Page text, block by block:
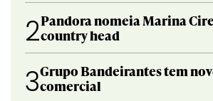
2Pandora nomeia Marina
country head
3Grupo Bandeirantes tem
comercial